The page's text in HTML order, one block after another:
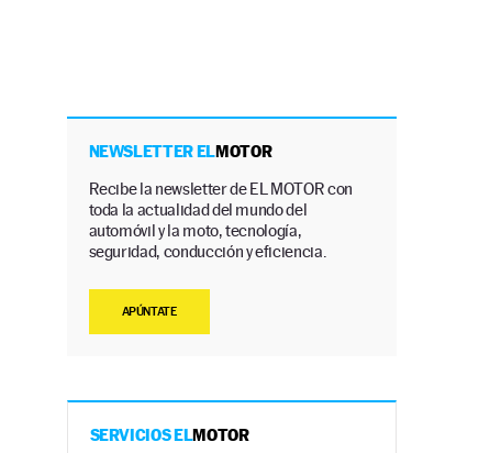
NEWSLETTER ELMOTOR
Recibe la newsletter de EL MOTOR con
toda la actualidad del mundo del
automóvil y la moto, tecnología,
seguridad, conducción y eficiencia.
APÚNTATE
SERVICIOS ELMOTOR